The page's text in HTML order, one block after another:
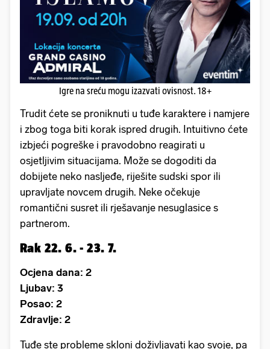
Igre na sreću mogu izazvati ovisnost. 18+
Trudit ćete se proniknuti u tuđe karaktere i namjere
i zbog toga biti korak ispred drugih. Intuitivno ćete
izbjeći pogreške i pravodobno reagirati u
osjetljivim situacijama. Može se dogoditi da
dobijete neko nasljeđe, riješite sudski spor ili
upravljate novcem drugih. Neke očekuje
romantični susret ili rješavanje nesuglasice s
partnerom.
Rak 22. 6. - 23. 7.
Ocjena dana: 2
Ljubav: 3
Posao: 2
Zdravlje: 2
Tuđe ste probleme skloni doživljavati kao svoje, pa